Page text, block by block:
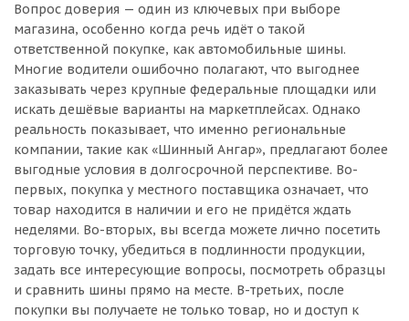
Вопрос доверия — один из ключевых при выборе
магазина, особенно когда речь идёт о такой
ответственной покупке, как автомобильные шины.
Многие водители ошибочно полагают, что выгоднее
заказывать через крупные федеральные площадки или
искать дешёвые варианты на маркетплейсах. Однако
реальность показывает, что именно региональные
компании, такие как «Шинный Ангар», предлагают более
выгодные условия в долгосрочной перспективе. Во-
первых, покупка у местного поставщика означает, что
товар находится в наличии и его не придётся ждать
неделями. Во-вторых, вы всегда можете лично посетить
торговую точку, убедиться в подлинности продукции,
задать все интересующие вопросы, посмотреть образцы
и сравнить шины прямо на месте. В-третьих, после
покупки вы получаете не только товар, но и доступ к